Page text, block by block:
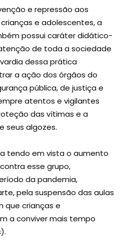
e repressão aos
e adolescentes, a
possui caráter didático-
de toda a sociedade
dessa prática
a ação dos órgãos do
pública, de justiça e
atentos e vigilantes
das vítimas e a
seus algozes.
tendo em vista o aumento
esse grupo,
da pandemia,
pela suspensão das aulas
que crianças e
a conviver mais tempo